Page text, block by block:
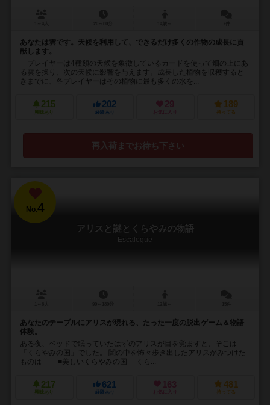
あなたは雲です。天候を利用して、できるだけ多くの作物の成長に貢
献します。
プレイヤーは4種類の天候を象徴しているカードを使って畑の上にあ
る雲を操り、次の天候に影響を与えます。成長した植物を収穫すると
きまでに、各プレイヤーはその植物に最も多くの水を...
215
興味あり
202
経験あり
29
お気に入り
189
持ってる
再入荷までお待ち下さい
No.4
アリスと謎とくらやみの物語
Escalogue
あなたのテーブルにアリスが現れる、たった一度の脱出ゲーム＆物語
体験。
ある夜、ベッドで眠っていたはずのアリスが目を覚ますと、そこは
「くらやみの国」でした。 闇の中を怖々歩き出したアリスがみつけた
ものは―― ■美しいくらやみの国 くら...
217
興味あり
621
経験あり
163
お気に入り
481
持ってる